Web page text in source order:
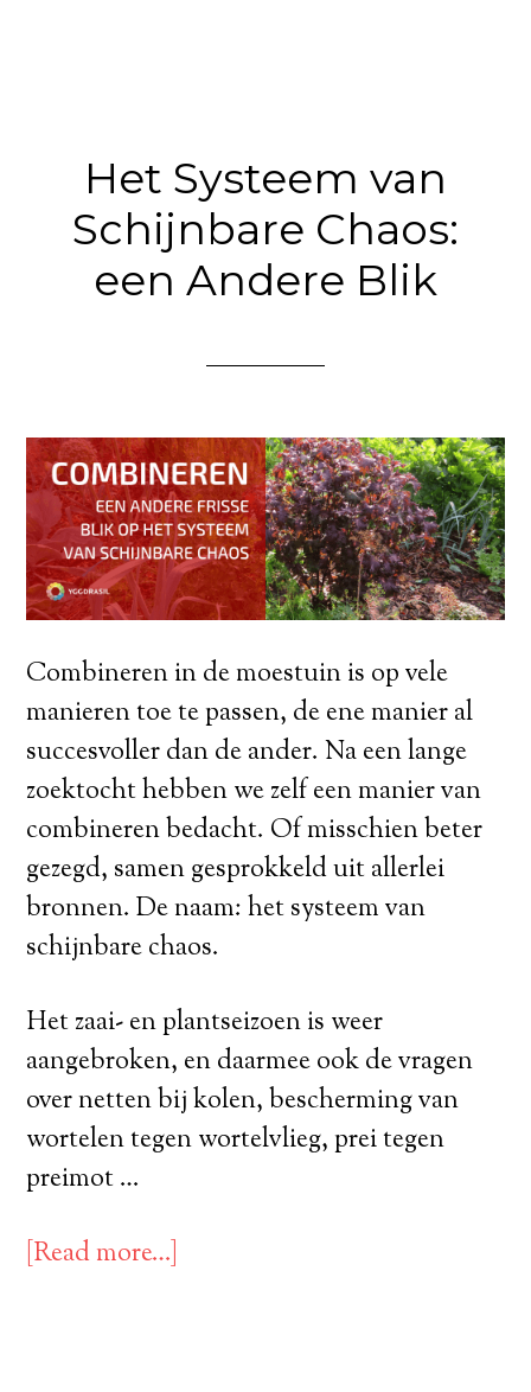
Het Systeem van
Schijnbare Chaos:
een Andere Blik
Combineren in de moestuin is op vele
manieren toe te passen, de ene manier al
succesvoller dan de ander. Na een lange
zoektocht hebben we zelf een manier van
combineren bedacht. Of misschien beter
gezegd, samen gesprokkeld uit allerlei
bronnen. De naam: het systeem van
schijnbare chaos.
Het zaai- en plantseizoen is weer
aangebroken, en daarmee ook de vragen
over netten bij kolen, bescherming van
wortelen tegen wortelvlieg, prei tegen
preimot …
[Read more…]